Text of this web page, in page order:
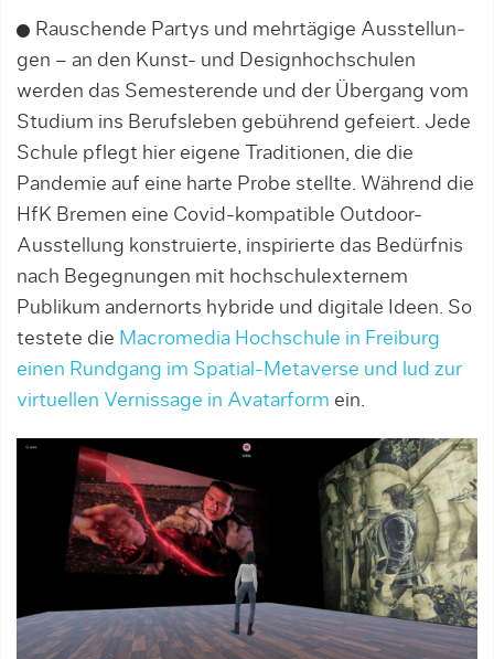
Rauschende Partys und mehrtägige Ausstellun­
gen – an den Kunst- und Designhochschulen
werden das Semesterende und der Übergang vom
Studi­um ins Berufsleben gebührend gefeiert. Jede
Schule pflegt hier eigene Traditionen, die die
Pandemie auf eine harte Probe stellte. Während die
HfK Bremen eine Covid-kompatible Outdoor-
Ausstellung konstru­ierte, inspirierte das Bedürfnis
nach Begegnungen mit hochschulexternem
Publikum an­dern­orts hybride und digitale Ideen. So
tes­tete die Macromedia Hochschule in Freiburg
einen Rundgang im Spatial-Metaverse und lud zur
virtuellen Vernissage in Avatarform ein.